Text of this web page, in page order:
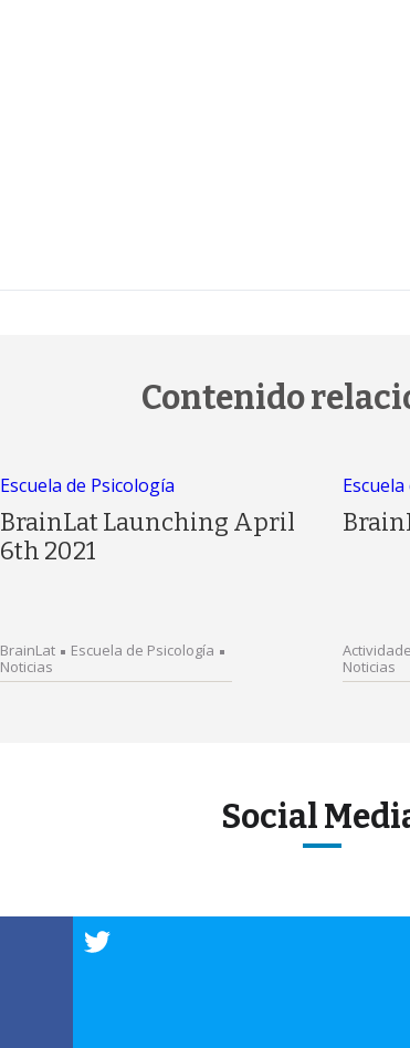
Contenido
Escuela de Psicología
BrainLat Launching April
6th 2021
BrainLat
Escuela de Psicología
Noticias
Noticias
Social